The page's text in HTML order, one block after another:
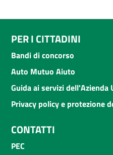
PER I CITTADINI
Bandi di concorso
Auto Mutuo Aiuto
Guida ai servizi dell'Azienda
Privacy policy e protezione
CONTATTI
PEC